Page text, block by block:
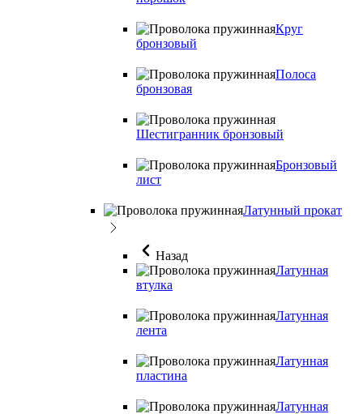
Круг
бронзовый
Полоса
бронзовая
Шестигранник бронзовый
Бронзовый
лист
Латунный прокат
Назад
Латунная
втулка
Латунная
лента
Латунная
пластина
Латунная